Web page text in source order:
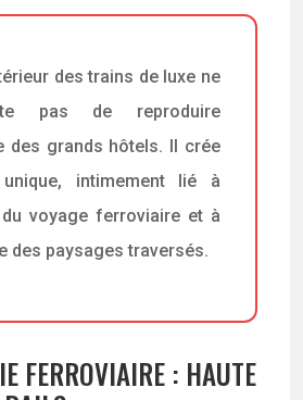
des trains de luxe ne
pas de reproduire
des grands hôtels. Il crée
intimement lié à
du voyage ferroviaire et à
des paysages traversés.
FERROVIAIRE : HAUTE